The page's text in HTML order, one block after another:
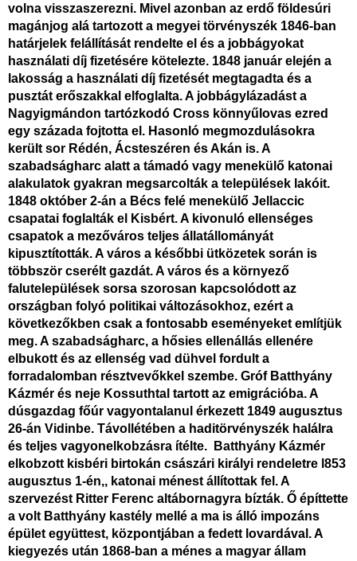
volna visszaszerezni. Mivel azonban az erdő földesúri
magánjog alá tartozott a megyei törvényszék 1846-ban
határjelek felállítását rendelte el és a jobbágyokat
használati díj fizetésére kötelezte. 1848 január elején a
lakosság a használati díj fizetését megtagadta és a
pusztát erőszakkal elfoglalta. A jobbágylázadást a
Nagyigmándon tartózkodó Cross könnyűlovas ezred
egy százada fojtotta el. Hasonló megmozdulásokra
került sor Rédén, Ácsteszéren és Akán is. A
szabadságharc alatt a támadó vagy menekülő katonai
alakulatok gyakran megsarcolták a települések lakóit.
1848 október 2-án a Bécs felé menekülő Jellaccic
csapatai foglalták el Kisbért. A kivonuló ellenséges
csapatok a mezőváros teljes állatállományát
kipusztították. A város a későbbi ütközetek során is
többször cserélt gazdát. A város és a környező
falutelepülések sorsa szorosan kapcsolódott az
országban folyó politikai változásokhoz, ezért a
következőkben csak a fontosabb eseményeket említjük
meg. A szabadságharc, a hősies ellenállás ellenére
elbukott és az ellenség vad dühvel fordult a
forradalomban résztvevőkkel szembe. Gróf Batthyány
Kázmér és neje Kossuthtal tartott az emigrációba. A
dúsgazdag főúr vagyontalanul érkezett 1849 augusztus
26-án Vidinbe. Távollétében a haditörvényszék halálra
és teljes vagyonelkobzásra ítélte. Batthyány Kázmér
elkobzott kisbéri birtokán császári királyi rendeletre l853
augusztus 1-én,, katonai ménest állítottak fel. A
szervezést Ritter Ferenc altábornagyra bízták. Ő építtette
a volt Batthyány kastély mellé a ma is álló impozáns
épület együttest, központjában a fedett lovardával. A
kiegyezés után 1868-ban a ménes a magyar állam